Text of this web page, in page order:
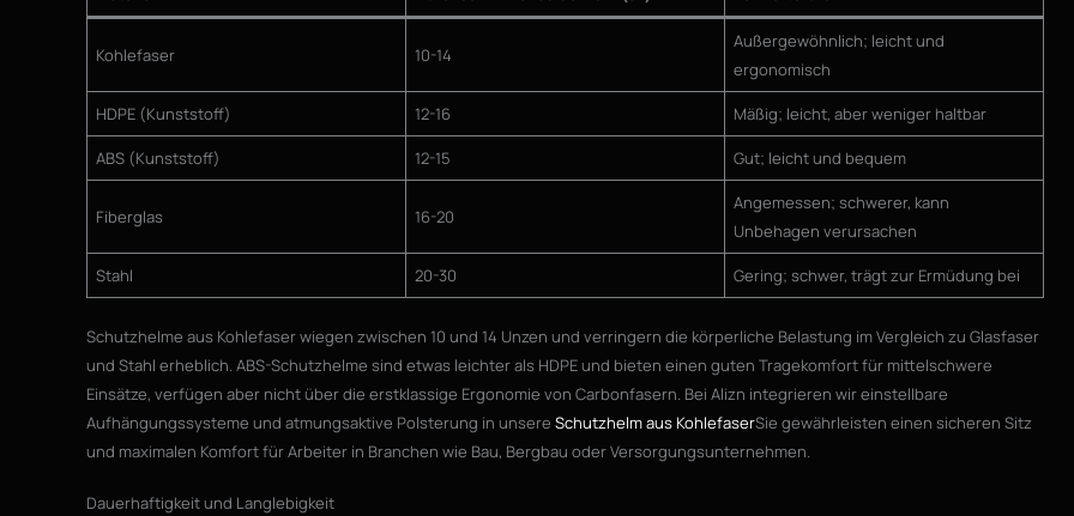
Kohlefaser 10-14
Außergewöhnlich; leicht und
ergonomisch
HDPE (Kunststoff) 12-16 Mäßig; leicht, aber weniger haltbar
ABS (Kunststoff) 12-15 Gut; leicht und bequem
Fiberglas 16-20
Angemessen; schwerer, kann
Unbehagen verursachen
Stahl 20-30 Gering; schwer, trägt zur Ermüdung bei
Schutzhelme aus Kohlefaser wiegen zwischen 10 und 14 Unzen und verringern die körperliche Belastung im Vergleich zu Glasfaser
und Stahl erheblich. ABS-Schutzhelme sind etwas leichter als HDPE und bieten einen guten Tragekomfort für mittelschwere
Einsätze, verfügen aber nicht über die erstklassige Ergonomie von Carbonfasern. Bei Alizn integrieren wir einstellbare
Aufhängungssysteme und atmungsaktive Polsterung in unsere Schutzhelm aus KohlefaserSie gewährleisten einen sicheren Sitz
und maximalen Komfort für Arbeiter in Branchen wie Bau, Bergbau oder Versorgungsunternehmen.
Dauerhaftigkeit und Langlebigkeit